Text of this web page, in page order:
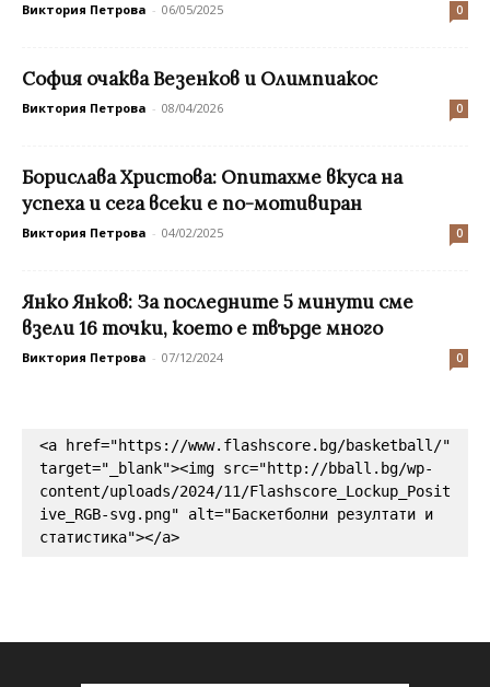
Виктория Петрова - 06/05/2025 0
София очаква Везенков и Олимпиакос
Виктория Петрова - 08/04/2026 0
Борислава Христова: Опитахме вкуса на
успеха и сега всеки е по-мотивиран
Виктория Петрова - 04/02/2025 0
Янко Янков: За последните 5 минути сме
взели 16 точки, което е твърде много
Виктория Петрова - 07/12/2024 0
<a href="https://www.flashscore.bg/basketball/"
target="_blank"><img src="http://bball.bg/wp-
content/uploads/2024/11/Flashscore_Lockup_Posit
ive_RGB-svg.png" alt="Баскетболни резултати и
статистика"></a>